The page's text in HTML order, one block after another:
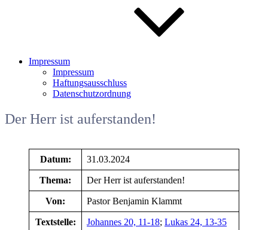
Impressum
Impressum
Haftungsausschluss
Datenschutzordnung
Der Herr ist auferstanden!
Datum: 31.03.2024
Thema: Der Herr ist auferstanden!
Von: Pastor Benjamin Klammt
Textstelle: Johannes 20, 11-18; Lukas 24, 13-35